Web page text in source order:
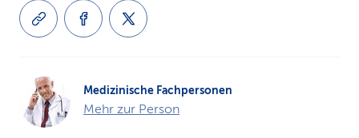
Medizinische Fachpersonen
Mehr zur Person